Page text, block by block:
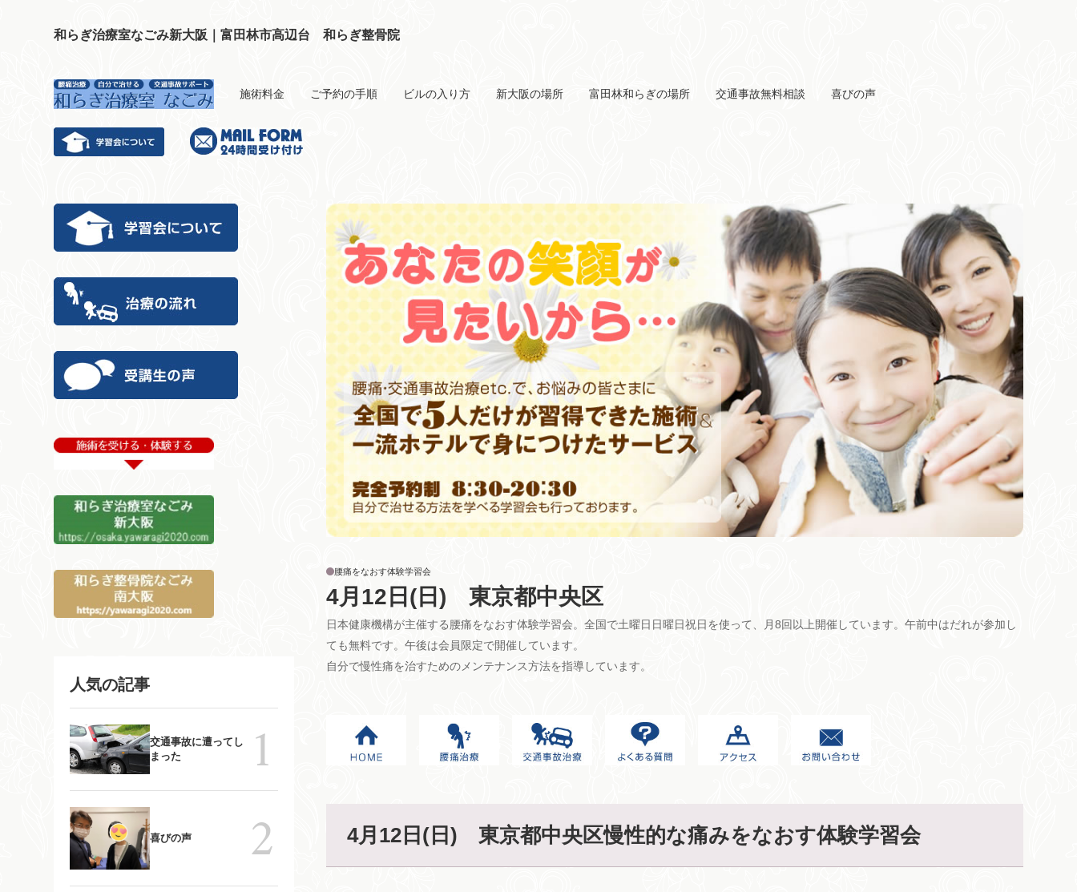
和らぎ治療室なごみ新大阪｜富田林市高辺台 和らぎ整骨院
施術料金 ご予約の手順 ビルの入り方 新大阪の場所 富田林和らぎの場所 交通事故無料相談 喜びの声
4月12日(日) 東京都中央区
日本健康機構が主催する腰痛をなおす体験学習会。全国で土曜日日曜日祝日を使って、月8回以上開催しています。午前中はだれが参加し
ても無料です。午後は会員限定で開催しています。
自分で慢性痛を治すためのメンテナンス方法を指導しています。
腰痛をなおす体験学習会
4月12日(日) 東京都中央区慢性的な痛みをなおす体験学習会
人気の記事
交通事故に遭ってし
まった
喜びの声